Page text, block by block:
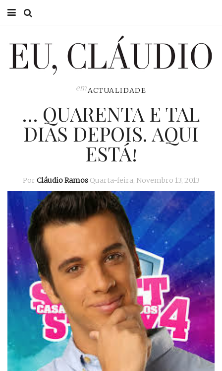
EU CLÁUDIO
EU NA TV
EU, PAI
emACTUALIDADE
… QUARENTA E TAL
DIAS DEPOIS. AQUI
ESTÁ!
Por Cláudio Ramos Quarta-feira, Novembro 13, 2013